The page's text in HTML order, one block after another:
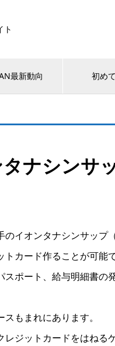
ト
最新動向 初め
ナシンサ
のイオンタナシンサップ
カード作ることが可能で
ポート、給与明細書の
もまれにあります。
レジットカードをはねる